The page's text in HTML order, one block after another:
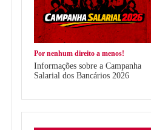
Por nenhum direito a menos!
Informações sobre a Campanha
Salarial dos Bancários 2026